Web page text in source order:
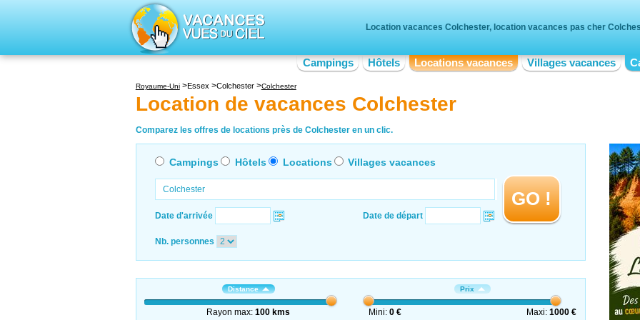
Location vacances Colchester, location vacances pas cher
Campings Hôtels Locations vacances Villages vacances
Royaume-Uni Essex Colchester Colchester
Location de vacances Colchester
Comparez les offres de locations près de Colchester en un clic.
Campings Hôtels Locations Villages vacances
Date d'arrivée Date de départ
GO !
Nb. personnes
Distance
Rayon max:100 kms
Prix
Mini: 0 € Maxi:1000 €